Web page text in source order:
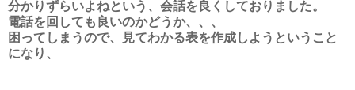
分かりずらいよねという、会話を良くしておりました。
電話を回しても良いのかどうか、、、
困ってしまうので、見てわかる表を作成しようということ
になり、